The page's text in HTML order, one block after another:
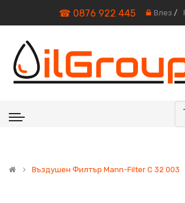
☎ 0876 922 445 Влез /
Въздушен Филтър Mann-Filter C 32 003